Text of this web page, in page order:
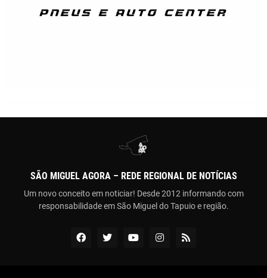
SÃO MIGUEL AGORA – REDE REGIONAL DE NOTÍCIAS
Um novo conceito em noticiar! Desde 2012 informando com
responsabilidade em São Miguel do Tapuio e região.